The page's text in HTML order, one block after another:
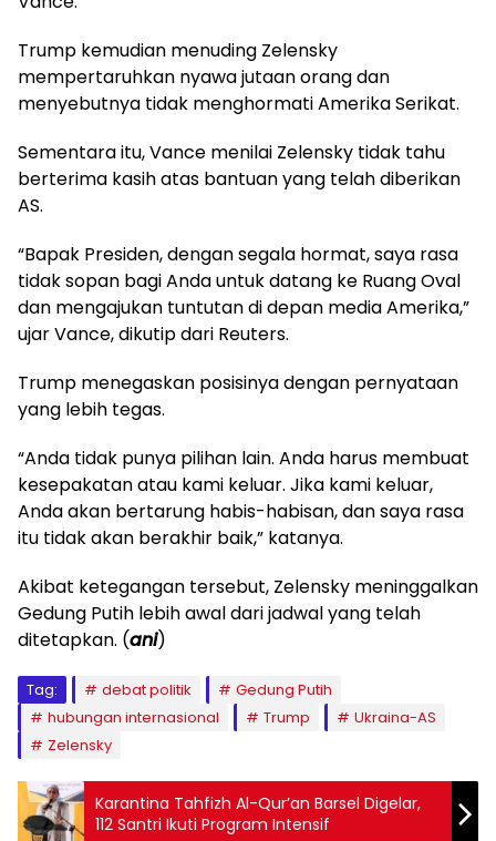
Trump kemudian menuding Zelensky
mempertaruhkan nyawa jutaan orang dan
menyebutnya tidak menghormati Amerika Serikat.
Sementara itu, Vance menilai Zelensky tidak tahu
berterima kasih atas bantuan yang telah diberikan
AS.
“Bapak Presiden, dengan segala hormat, saya rasa
tidak sopan bagi Anda untuk datang ke Ruang Oval
dan mengajukan tuntutan di depan media Amerika,”
ujar Vance, dikutip dari Reuters.
Trump menegaskan posisinya dengan pernyataan
yang lebih tegas.
“Anda tidak punya pilihan lain. Anda harus membuat
kesepakatan atau kami keluar. Jika kami keluar,
Anda akan bertarung habis-habisan, dan saya rasa
itu tidak akan berakhir baik,” katanya.
Akibat ketegangan tersebut, Zelensky meninggalkan
Gedung Putih lebih awal dari jadwal yang telah
ditetapkan. (ani)
Tag: debat politik
Gedung Putih
hubungan internasional
Trump
Ukraina-AS
Zelensky
Karantina Tahfizh Al-Qur’an Barsel Digelar,
112 Santri Ikuti Program Intensif